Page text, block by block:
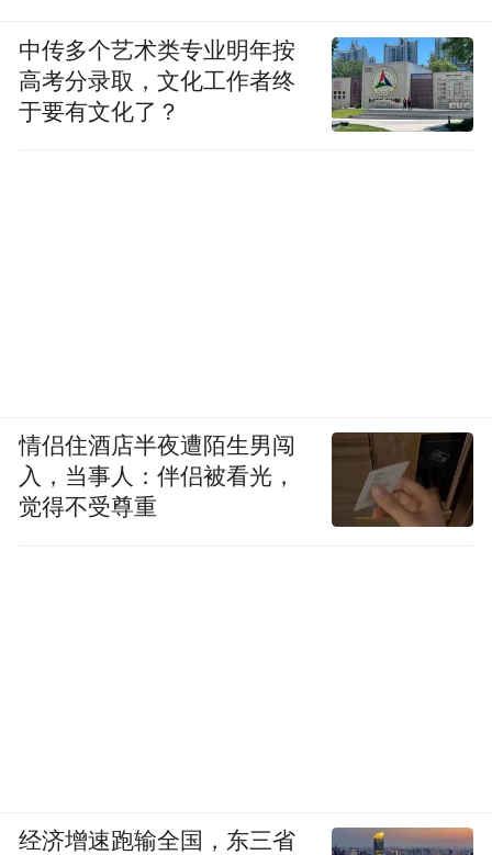
中传多个艺术类专业明年按
高考分录取，文化工作者终
于要有文化了？
情侣住酒店半夜遭陌生男闯
入，当事人：伴侣被看光，
觉得不受尊重
经济增速跑输全国，东三省